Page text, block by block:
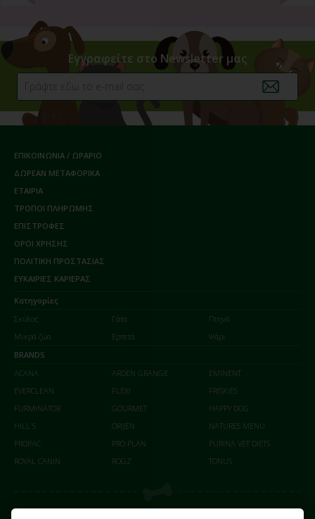
Εγγραφείτε στο Newsletter μας
ΕΠΙΚΟΙΝΩΝΙΑ / ΩΡΑΡΙΟ
ΔΩΡΕΑΝ ΜΕΤΑΦΟΡΙΚΑ
ΕΤΑΙΡΙΑ
ΤΡΟΠΟΙ ΠΛΗΡΩΜΗΣ
ΕΠΙΣΤΡΟΦΕΣ
ΟΡΟΙ ΧΡΗΣΗΣ
ΠΟΛΙΤΙΚΗ ΠΡΟΣΤΑΣΙΑΣ
ΕΥΚΑΙΡΙΕΣ ΚΑΡΙΕΡΑΣ
Κατηγορίες
Σκύλος
Γάτα
Πτηνά
Μικρά ζώα
Ερπετά
Ψάρι
BRANDS
ACANA
ARDEN GRANGE
EMINENT
EVERCLEAN
FLEXI
FRISKIES
FURMINATOR
GOURMET
HAPPY DOG
HILL'S
ORIJEN
NATURES MENU
PROPAC
PRO PLAN
PURINA VET DIETS
ROYAL CANIN
ROGZ TONUS